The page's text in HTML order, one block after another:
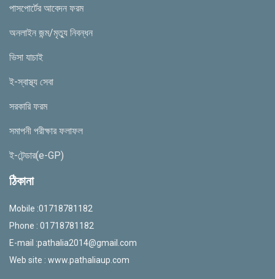
পাসপোর্টের আবেদন ফরম
অনলাইন জন্ম/মৃত্যু নিবন্ধন
ভিসা যাচাই
ই-স্বাস্থ্য সেবা
সরকারি ফরম
সমাপনী পরীক্ষার ফলাফল
ই-টেন্ডার(e-GP)
ঠিকানা
Mobile :01718781182
Phone : 01718781182
E-mail :pathalia2014@gmail.com
Web site : www.pathaliaup.com